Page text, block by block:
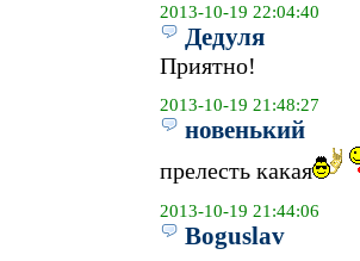
2013-10-19 22:04:40
Дедуля
Приятно!
2013-10-19 21:48:27
новенький
прелесть какая
2013-10-19 21:44:06
Boguslav